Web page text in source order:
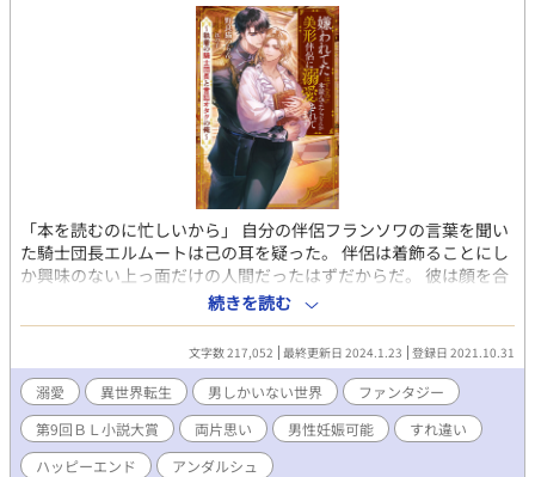
「本を読むのに忙しいから」 自分の伴侶フランソワの言葉を聞い
た騎士団長エルムートは己の耳を疑った。 伴侶は着飾ることにし
か興味のない上っ面だけの人間だったはずだからだ。 彼は顔を合
わせる度にあのアクセサリーが欲しいだのあの毛皮が欲しいだの
言ってくる。 だから、嫌味に到底読めないだろう古代語の書物を
贈ったのだ。 それが本を読むのに忙しいだと？ 愛のない結婚だっ
たはずなのに、突如として変貌したフランソワにエルムートはだ
んだんと惹かれていく。 まさかフランソワが言語オタクとしての
前世の記憶に目覚めているとも知らずに。 ※R-18シーンの含まれ
る話には*マークを付けます。 書籍化決定！ 2023/2/13刊行予
定！
続きを読む
文字数 217,052 最終更新日 2024.1.23 登録日 2021.10.31
溺愛 異世界転生 男しかいない世界
ファンタジー
第9回ＢＬ小説大賞
両片思い 男性妊娠可能
すれ違い
ハッピーエンド
アンダルシュ